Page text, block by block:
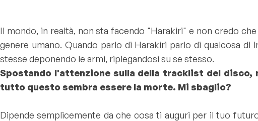
Il mondo, in realtà, non sta facendo "Harakiri" e non credo
genere umano. Quando parlo di Harakiri parlo di qualcosa
stesse deponendo le armi, ripiegandosi su se stesso.
Spostando l'attenzione sulla della tracklist del
tutto questo sembra essere la morte. Mi sbaglio?
Dipende semplicemente da che cosa ti auguri per il tuo